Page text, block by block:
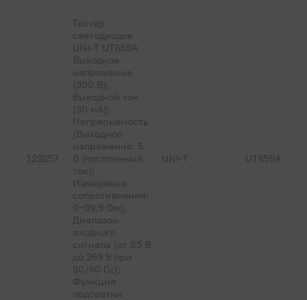
129257
Тестер
светодиодов
UNI-T UT659A
Выходное
напряжение
(300 В);
Выходной ток
(30 мА);
Непрерывность
[Выходное
напряжение: 5
В (постоянный
ток);
Измерение
сопротивления:
0~99,9 Ом];
Диапазон
входного
сигнала (от 85 В
до 265 В при
50/60 Гц);
Функция
подсветки
UNI-T UT659A